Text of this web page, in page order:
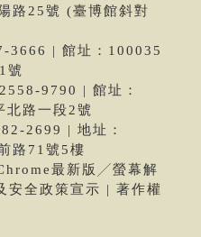
路25號 (臺博館斜對
3666 | 館址：100035
號
9790 | 館址：
北路一段2號
2699 | 地址：
路71號5樓
最新版╱螢幕解
安全政策宣示 | 著作權